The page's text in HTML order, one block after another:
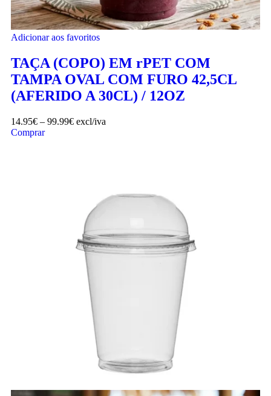
Adicionar aos favoritos
TAÇA (COPO) EM rPET COM
TAMPA OVAL COM FURO 42,5CL
(AFERIDO A 30CL) / 12OZ
14.95€ – 99.99€ excl/iva
Comprar